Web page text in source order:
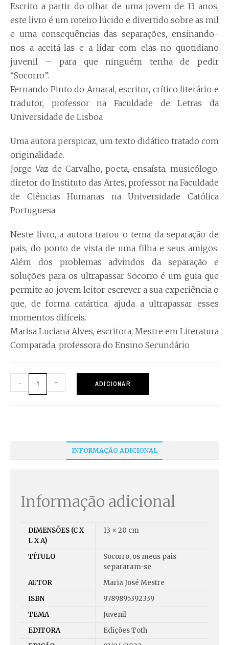
Escrito a partir do olhar de uma jovem de 13 anos,
este livro é um roteiro lúcido e divertido sobre as mil
e uma consequências das separações, ensinando-
nos a aceitá-las e a lidar com elas no quotidiano
juvenil – para que ninguém tenha de pedir
“Socorro”.
Fernando Pinto do Amaral, escritor, crítico literário e
tradutor, professor na Faculdade de Letras da
Universidade de Lisboa
Uma autora perspicaz, um texto didático tratado com
originalidade.
Jorge Vaz de Carvalho, poeta, ensaísta, musicólogo,
diretor do Instituto das Artes, professor na Faculdade
de Ciências Humanas na Universidade Católica
Portuguesa
Neste livro, a autora tratou o tema da separação de
pais, do ponto de vista de uma filha e seus amigos.
Além dos problemas advindos da separação e
soluções para os ultrapassar Socorro é um guia que
permite ao jovem leitor escrever a sua experiência o
que, de forma catártica, ajuda a ultrapassar esses
momentos difíceis.
Marisa Luciana Alves, escritora, Mestre em Literatura
Comparada, professora do Ensino Secundário
- + ADICIONAR
INFORMAÇÃO ADICIONAL
Informação adicional
DIMENSÕES (C X
L X A)
13 × 20 cm
TÍTULO
Socorro, os meus pais
separaram-se
AUTOR
Maria José Mestre
ISBN
9789895392339
TEMA
Juvenil
EDITORA
Edições Toth